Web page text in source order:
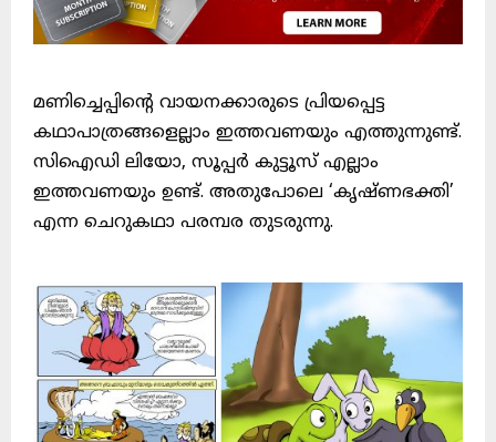
മണിച്ചെപ്പിന്റെ വായനക്കാരുടെ പ്രിയപ്പെട്ട
കഥാപാത്രങ്ങളെല്ലാം ഇത്തവണയും എത്തുന്നുണ്ട്.
സിഐഡി ലിയോ, സൂപ്പർ കുട്ടൂസ് എല്ലാം
ഇത്തവണയും ഉണ്ട്. അതുപോലെ ‘കൃഷ്ണഭക്തി’
എന്ന ചെറുകഥാ പരമ്പര തുടരുന്നു.